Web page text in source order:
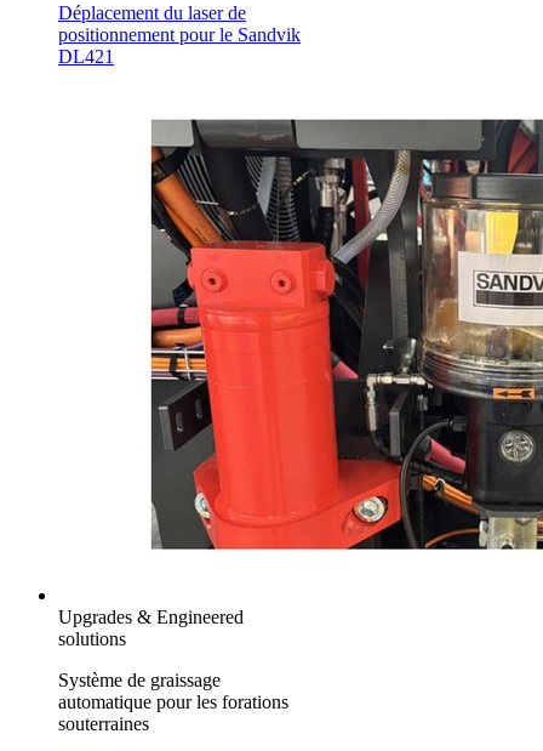
Déplacement du laser de
positionnement pour le Sandvik
DL421
Upgrades & Engineered
solutions
Système de graissage
automatique pour les forations
souterraines